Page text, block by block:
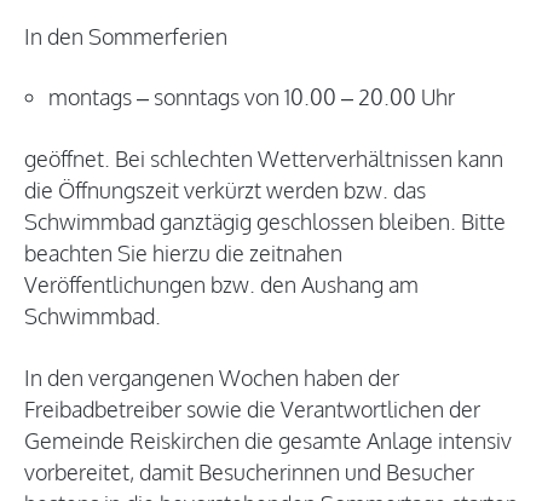
In den Sommerferien
montags – sonntags von 10.00 – 20.00 Uhr
geöffnet. Bei schlechten Wetterverhältnissen kann
die Öffnungszeit verkürzt werden bzw. das
Schwimmbad ganztägig geschlossen bleiben. Bitte
beachten Sie hierzu die zeitnahen
Veröffentlichungen bzw. den Aushang am
Schwimmbad.
In den vergangenen Wochen haben der
Freibadbetreiber sowie die Verantwortlichen der
Gemeinde Reiskirchen die gesamte Anlage intensiv
vorbereitet, damit Besucherinnen und Besucher